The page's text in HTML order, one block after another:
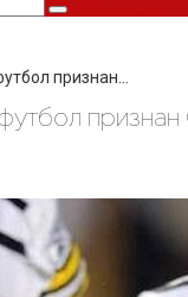
признан…